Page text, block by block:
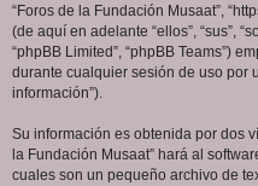
“Foros de la Fundación Musaat”,
(de aquí en adelante “ellos”, “sus”,
“phpBB Limited”, “phpBB Teams”)
durante cualquier sesión de uso por
información”).
Su información es obtenida por dos
la Fundación Musaat” hará al
cuales son un pequeño archivo de